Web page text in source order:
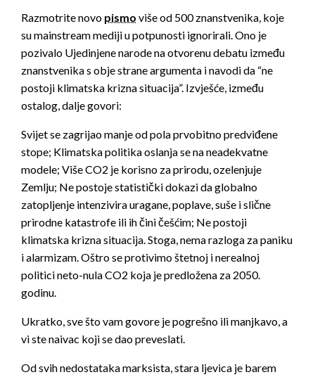
Razmotrite novo pismo više od 500 znanstvenika, koje
su mainstream mediji u potpunosti ignorirali. Ono je
pozivalo Ujedinjene narode na otvorenu debatu između
znanstvenika s obje strane argumenta i navodi da “ne
postoji klimatska krizna situacija”. Izvješće, između
ostalog, dalje govori:
Svijet se zagrijao manje od pola prvobitno predviđene
stope; Klimatska politika oslanja se na neadekvatne
modele; Više CO2 je korisno za prirodu, ozelenjuje
Zemlju; Ne postoje statistički dokazi da globalno
zatopljenje intenzivira uragane, poplave, suše i slične
prirodne katastrofe ili ih čini češćim; Ne postoji
klimatska krizna situacija. Stoga, nema razloga za paniku
i alarmizam. Oštro se protivimo štetnoj i nerealnoj
politici neto-nula CO2 koja je predložena za 2050.
godinu.
Ukratko, sve što vam govore je pogrešno ili manjkavo, a
vi ste naivac koji se dao preveslati.
Od svih nedostataka marksista, stara ljevica je barem